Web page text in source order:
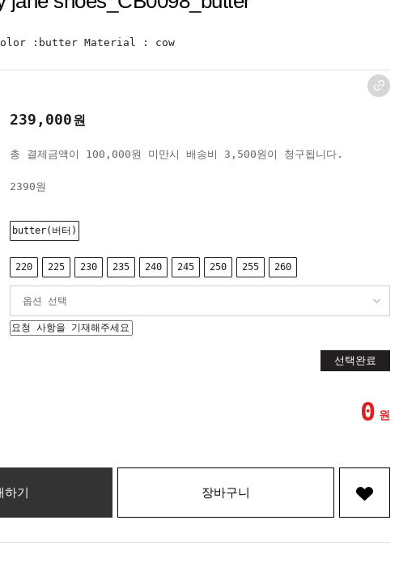
:butter Material : cow
239,000원
총 결제금액이 100,000원 미만시 배송비 3,500원이 청구됩니다.
2390원
butter(버터)
220 225 230 235 240 245 250 255 260
선택완료
0 원
하기 장바구니